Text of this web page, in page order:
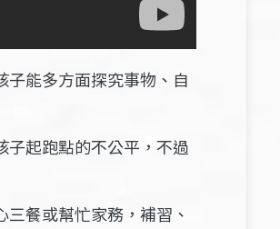
能多方面探究事物、自
子起跑點的不公平，不過
餐或幫忙家務，補習、